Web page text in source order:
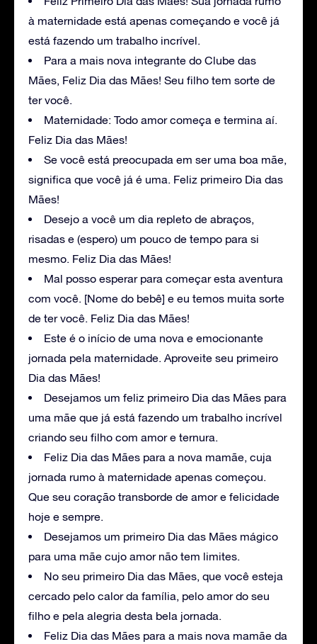
à maternidade está apenas começando e você já
está fazendo um trabalho incrível.
Para a mais nova integrante do Clube das
Mães, Feliz Dia das Mães! Seu filho tem sorte de
ter você.
Maternidade: Todo amor começa e termina aí.
Feliz Dia das Mães!
Se você está preocupada em ser uma boa mãe,
significa que você já é uma. Feliz primeiro Dia das
Mães!
Desejo a você um dia repleto de abraços,
risadas e (espero) um pouco de tempo para si
mesmo. Feliz Dia das Mães!
Mal posso esperar para começar esta aventura
com você. [Nome do bebê] e eu temos muita sorte
de ter você. Feliz Dia das Mães!
Este é o início de uma nova e emocionante
jornada pela maternidade. Aproveite seu primeiro
Dia das Mães!
Desejamos um feliz primeiro Dia das Mães para
uma mãe que já está fazendo um trabalho incrível
criando seu filho com amor e ternura.
Feliz Dia das Mães para a nova mamãe, cuja
jornada rumo à maternidade apenas começou.
Que seu coração transborde de amor e felicidade
hoje e sempre.
Desejamos um primeiro Dia das Mães mágico
para uma mãe cujo amor não tem limites.
No seu primeiro Dia das Mães, que você esteja
cercado pelo calor da família, pelo amor do seu
filho e pela alegria desta bela jornada.
Feliz Dia das Mães para a mais nova mamãe da